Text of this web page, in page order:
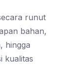
runut
bahan,
hingga
kualitas